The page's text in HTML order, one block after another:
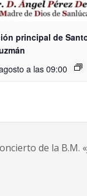
principal de
a las 09:00
de la B.M.